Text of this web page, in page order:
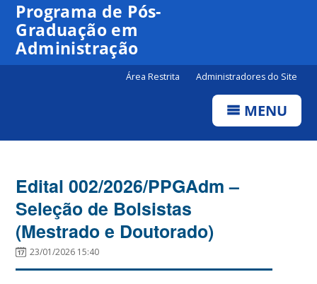
Programa de Pós-
Graduação em
Administração
Área Restrita Administradores do Site
MENU
Edital 002/2026/PPGAdm –
Seleção de Bolsistas
(Mestrado e Doutorado)
23/01/2026 15:40